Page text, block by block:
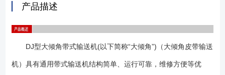
粮食、港口等行业，在工作环境温度为-15℃～＋40℃的范围内输送堆积比
料，如：高温、具有酸、碱、油类物质或有机溶剂等成份的物料，需采用
特殊的输送带。 (4)、输送倾角为0°～90°范围内，*大垂直输送物料粒
度为400mm。 (1)、可大倾角输送散状物料，能大量节省设备占地面
产品描述
DJ型大倾角带式输送机(以下简称“大倾角”)（大倾角皮带输送
机）具有通用带式输送机结构简单、运行可靠，维修方便等优